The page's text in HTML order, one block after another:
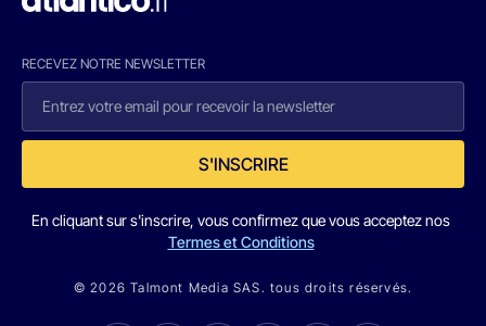
RECEVEZ NOTRE NEWSLETTER
S'INSCRIRE
En cliquant sur s'inscrire, vous confirmez que vous acceptez nos
Termes et Conditions
© 2026 Talmont Media SAS. tous droits réservés.